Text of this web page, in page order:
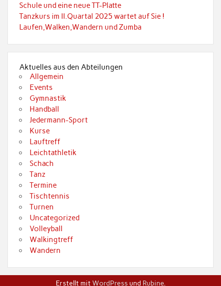
Schule und eine neue TT-Platte
Tanzkurs im II.Quartal 2025 wartet auf Sie !
Laufen,Walken,Wandern und Zumba
Aktuelles aus den Abteilungen
Allgemein
Events
Gymnastik
Handball
Jedermann-Sport
Kurse
Lauftreff
Leichtathletik
Schach
Tanz
Termine
Tischtennis
Turnen
Uncategorized
Volleyball
Walkingtreff
Wandern
Erstellt mit WordPressund Rubine.